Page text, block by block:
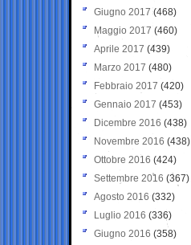
Giugno 2017 (468)
Maggio 2017 (460)
Aprile 2017 (439)
Marzo 2017 (480)
Febbraio 2017 (420)
Gennaio 2017 (453)
Dicembre 2016 (438)
Novembre 2016 (438)
Ottobre 2016 (424)
Settembre 2016 (367)
Agosto 2016 (332)
Luglio 2016 (336)
Giugno 2016 (358)